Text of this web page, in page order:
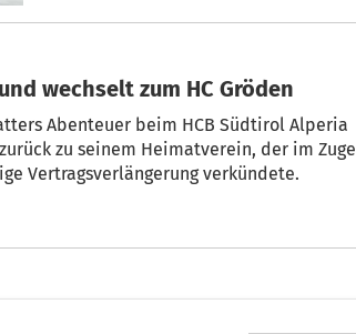
wechselt zum HC Gröden
Abenteuer beim HCB Südtirol Alperia
zu seinem Heimatverein, der im Zuge
Vertragsverlängerung verkündete.